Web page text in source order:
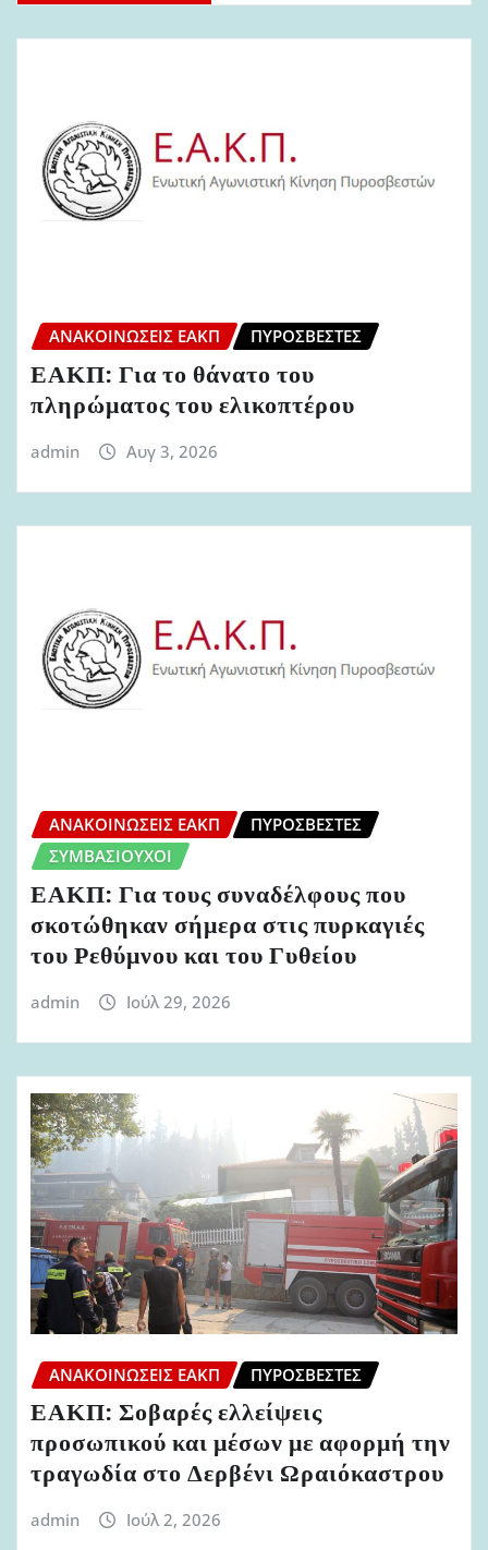
ΑΝΑΚΟΙΝΏΣΕΙΣ ΕΑΚΠ ΠΥΡΟΣΒΈΣΤΕΣ
ΕΑΚΠ: Για το θάνατο του
πληρώματος του ελικοπτέρου
admin Αυγ 3, 2026
ΑΝΑΚΟΙΝΏΣΕΙΣ ΕΑΚΠ
ΠΥΡΟΣΒΈΣΤΕΣ
ΣΥΜΒΑΣΙΟΎΧΟΙ
ΕΑΚΠ: Για τους συναδέλφους που
σκοτώθηκαν σήμερα στις πυρκαγιές
του Ρεθύμνου και του Γυθείου
admin Ιούλ 29, 2026
ΑΝΑΚΟΙΝΏΣΕΙΣ ΕΑΚΠ ΠΥΡΟΣΒΈΣΤΕΣ
ΕΑΚΠ: Σοβαρές ελλείψεις
προσωπικού και μέσων με αφορμή την
τραγωδία στο Δερβένι Ωραιόκαστρου
admin Ιούλ 2, 2026